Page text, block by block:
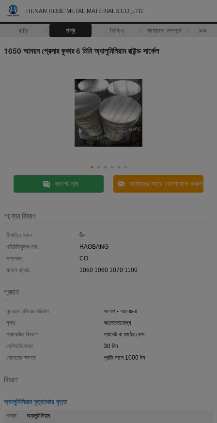
HENAN HOBE METAL MATERIALS CO.,LTD.
বাড়ি পণ্য ভিডিও আমাদের সম্পর্কে >>
1050 আনয়ন প্রেসার কুকার 6 মিমি অ্যালুমিনিয়াম রাউন্ড সার্কেল
ভালো দাম আমাদের সাথে যোগাযোগ করুন
পণ্যের বিবরণ
উৎপত্তি স্থল:
চীন
পরিচিতিমুলক নাম:
HAOBANG
সাক্ষ্যদান:
CO
মডেল নম্বার:
1050 1060 1070 1100
প্রদান
ন্যূনতম চাহিদার পরিমাণ:
আলাপ - আলোচনা
মূল্য:
আলোচনাযোগ্য
প্যাকেজিং বিবরণ:
প্যালেট বা কাঠের কেস
ডেলিভারি সময়:
30 দিন
যোগানের ক্ষমতা:
প্রতি মাসে 1000 টন
বিবরণ
অ্যালুমিনিয়াম বৃত্তাকার বৃত্ত
পাদান:
অ্যালুমিনিয়াম